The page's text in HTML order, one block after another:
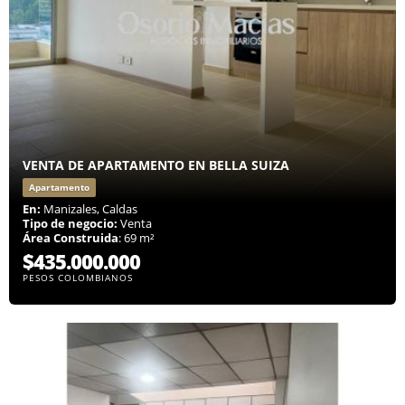
VENTA DE APARTAMENTO EN BELLA SUIZA
Apartamento
En: Manizales, Caldas
Tipo de negocio: Venta
Área Construida: 69 m²
$435.000.000
PESOS COLOMBIANOS